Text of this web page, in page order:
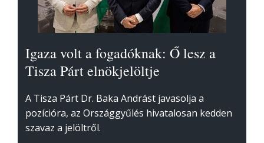
Igaza volt a fogadóknak: Ő lesz a
Tisza Párt elnökjelöltje
A Tisza Párt Dr. Baka Andrást javasolja a
pozícióra, az Országgyűlés hivatalosan kedden
szavaz a jelöltről.